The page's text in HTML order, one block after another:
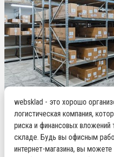
websklad - это хорошо
логистическая компания,
риска и финансовых вложений
складе. Будь вы офисным
интернет-магазина, вы